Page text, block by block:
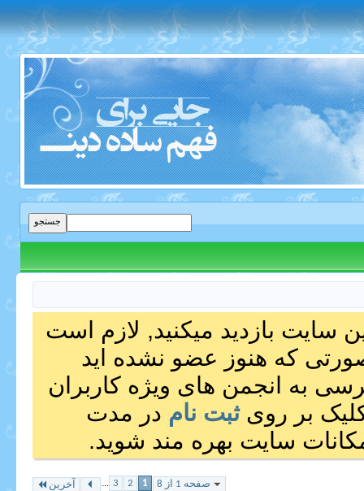
سایت بازدید میکنید, لازم است
که هنوز عضو نشده اید
به انجمن های ویژه کاربران
بر رویثبت نام در مدت
سایت بهره مند شوید.
صفحه 1 از 8 1
2
3
... آخرین